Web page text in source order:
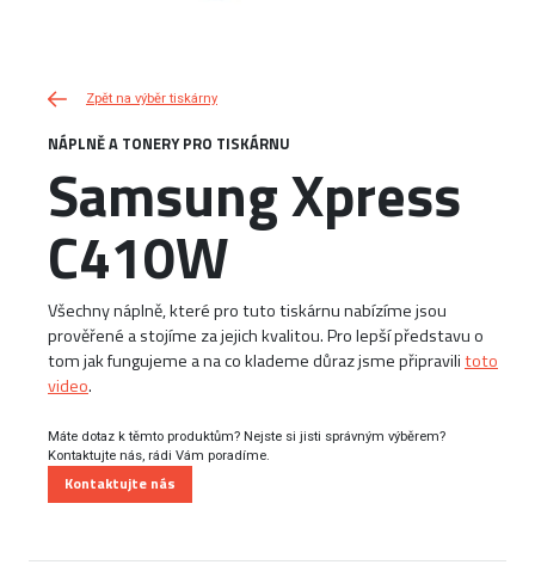
Zpět na výběr tiskárny
NÁPLNĚ A TONERY PRO TISKÁRNU
Samsung Xpress
C410W
Všechny náplně, které pro tuto tiskárnu nabízíme jsou
prověřené a stojíme za jejich kvalitou. Pro lepší představu o
tom jak fungujeme a na co klademe důraz jsme připravilitoto
video.
Máte dotaz k těmto produktům? Nejste si jisti správným výběrem?
Kontaktujte nás, rádi Vám poradíme.
Kontaktujte nás